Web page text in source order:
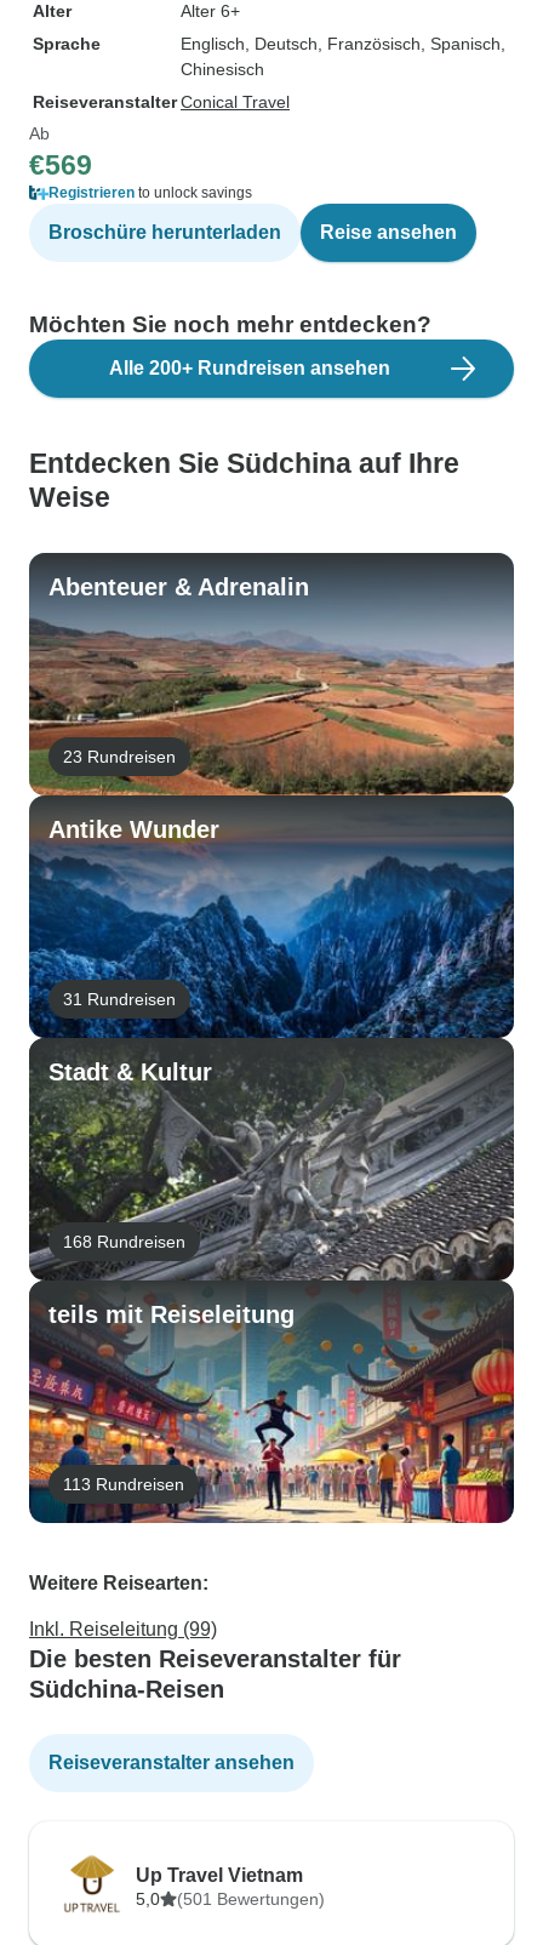
Alter
Alter 6+
Sprache
Englisch, Deutsch, Französisch, Spanisch,
Chinesisch
ReiseveranstalterConical Travel
Ab
€569
Registrieren to unlock savings
Broschüre herunterladen Reise ansehen
Möchten Sie noch mehr entdecken?
Alle 200+ Rundreisen ansehen
Entdecken Sie Südchina auf Ihre
Weise
Abenteuer & Adrenalin
23 Rundreisen
Antike Wunder
31 Rundreisen
Stadt & Kultur
168 Rundreisen
teils mit Reiseleitung
113 Rundreisen
Weitere Reisearten:
Inkl. Reiseleitung (99)
Die besten Reiseveranstalter für
Südchina-Reisen
Reiseveranstalter ansehen
Up Travel Vietnam
5,0 (501 Bewertungen)